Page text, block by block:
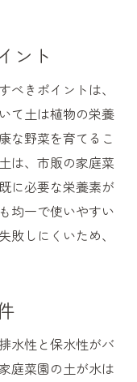
方と管理方法
選び方
する方法
るコツ
改善策
選びの秘訣
めのヒント
イント
その解決策
ント
きポイントは、
て土は植物の栄養
な野菜を育てるこ
は、市販の家庭菜
に必要な栄養素が
均一で使いやすい
敗しにくいため、
水性と保水性がバ
庭菜園の土が水は